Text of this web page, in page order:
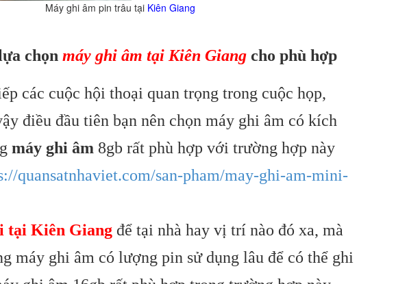
trâu tại Kiên Giang
chọn máy ghi âm tại Kiên Giang cho phù hợp
các cuộc hội thoại quan trọng trong cuộc họp,
điều đầu tiên bạn nên chọn máy ghi âm có kích
máy ghi âm 8gb rất phù hợp với trường hợp này
quansatnhaviet.com/san-pham/may-ghi-am-mini-
tại Kiên Giang để tại nhà hay vị trí nào đó xa, mà
máy ghi âm có lượng pin sử dụng lâu để có thể ghi